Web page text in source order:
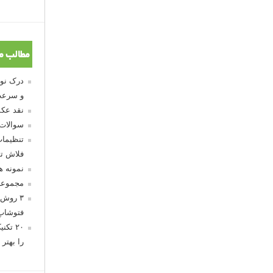
مطالب
و
نقد
فلاش
۳
۲۰
را